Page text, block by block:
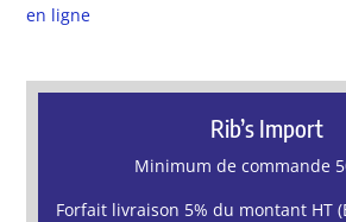
en ligne
Rib’s Import
Minimum de commande
Forfait livraison 5% du montant HT